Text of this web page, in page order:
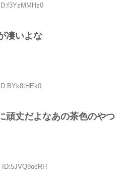
凄いよな
頑丈だよなあの茶色のやつ